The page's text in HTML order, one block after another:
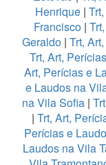
Henrique|
Francisco |
Geraldo | Trt,
Trt, Art,
Art, Perícias e
e Laudos na
na Vila Sofia|
| Trt, Art,
Perícias e
Laudos na Vila